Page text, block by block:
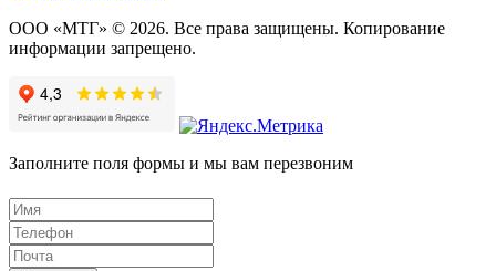
ООО «МТГ» © 2026. Все права защищены. Копирование
информации запрещено.
Заполните поля формы и мы вам перезвоним